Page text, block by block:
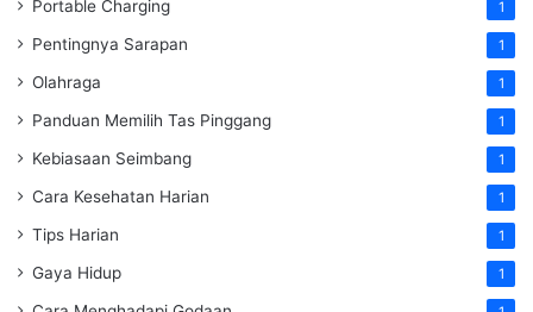
Portable Charging 1
Pentingnya Sarapan 1
Olahraga 1
Panduan Memilih Tas Pinggang 1
Kebiasaan Seimbang 1
Cara Kesehatan Harian 1
Tips Harian 1
Gaya Hidup 1